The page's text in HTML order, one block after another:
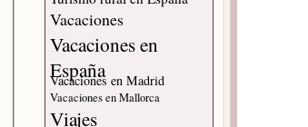
Vacaciones
Vacaciones en
España
Vacaciones en Madrid
Vacaciones en Mallorca
Viajes